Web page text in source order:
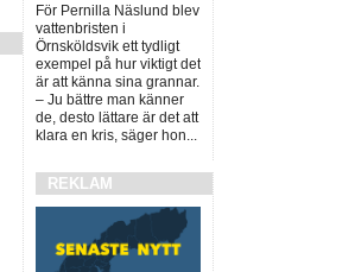
För Pernilla Näslund blev
vattenbristen i
Örnsköldsvik ett tydligt
exempel på hur viktigt det
är att känna sina grannar.
– Ju bättre man känner
de, desto lättare är det att
klara en kris, säger hon...
REKLAM